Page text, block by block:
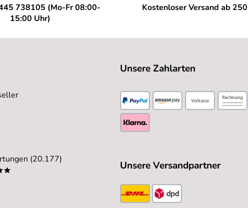
738105 (Mo-Fr 08:00-
15:00 Uhr)
Kostenloser Versand ab
(20.177)
Unsere Zahlarten
Unsere Versandpartner